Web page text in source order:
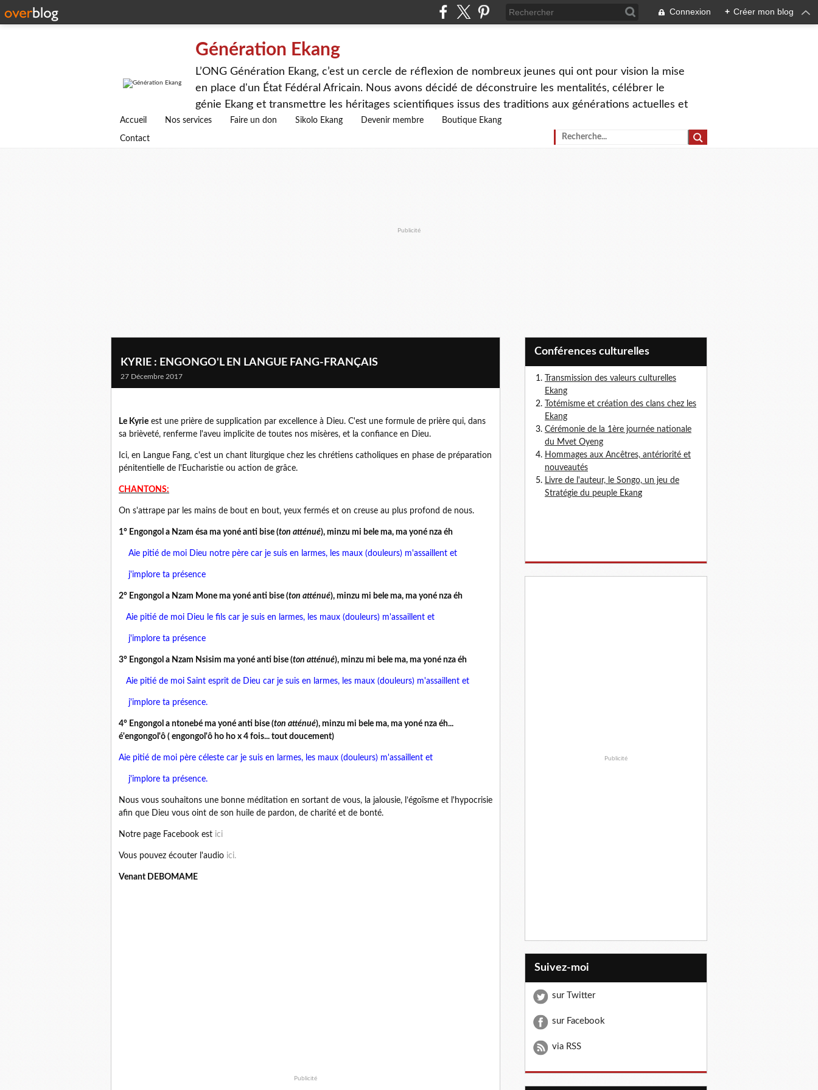
Connexion + Créer mon blog
Génération Ekang
L’ONG Génération Ekang, c’est un cercle de réflexion de nombreux jeunes qui ont pour vision la mise
en place d'un État Fédéral Africain. Nous avons décidé de déconstruire les mentalités, célébrer le
génie Ekang et transmettre les héritages scientifiques issus des traditions aux générations actuelles et
avenirs.
Accueil Nos services Faire un don Sikolo Ekang Devenir membre Boutique Ekang
Contact
Publicité
KYRIE : ENGONGO'L EN LANGUE FANG-FRANÇAIS
27 Décembre 2017
Le Kyrie est une prière de supplication par excellence à Dieu. C'est une formule de prière qui, dans
sa brièveté, renferme l'aveu implicite de toutes nos misères, et la confiance en Dieu.
Ici, en Langue Fang, c'est un chant liturgique chez les chrétiens catholiques en phase de préparation
pénitentielle de l'Eucharistie ou action de grâce.
CHANTONS:
On s'attrape par les mains de bout en bout, yeux fermés et on creuse au plus profond de nous.
1° Engongol a Nzam ésa ma yoné anti bise (ton atténué), minzu mi bele ma, ma yoné nza éh
Aie pitié de moi Dieu notre père car je suis en larmes, les maux (douleurs) m'assaillent et
j'implore ta présence
2° Engongol a Nzam Mone ma yoné anti bise (ton atténué), minzu mi bele ma, ma yoné nza éh
Aie pitié de moi Dieu le fils car je suis en larmes, les maux (douleurs) m'assaillent et
j'implore ta présence
3° Engongol a Nzam Nsisim ma yoné anti bise (ton atténué), minzu mi bele ma, ma yoné nza éh
Aie pitié de moi Saint esprit de Dieu car je suis en larmes, les maux (douleurs) m'assaillent et
j'implore ta présence.
4° Engongol a ntonebé ma yoné anti bise (ton atténué), minzu mi bele ma, ma yoné nza éh...
é'engongol'ô ( engongol'ô ho ho x 4 fois... tout doucement)
Aie pitié de moi père céleste car je suis en larmes, les maux (douleurs) m'assaillent et
j'implore ta présence.
Nous vous souhaitons une bonne méditation en sortant de vous, la jalousie, l’égoïsme et l'hypocrisie
afin que Dieu vous oint de son huile de pardon, de charité et de bonté.
Notre page Facebook est ici
Vous pouvez écouter l'audio ici.
Venant DEBOMAME
Publicité
Conférences culturelles
Transmission des valeurs culturelles
Ekang
Totémisme et création des clans chez les
Ekang
Cérémonie de la 1ère journée nationale
du Mvet Oyeng
Hommages aux Ancêtres, antériorité et
nouveautés
Livre de l'auteur, le Songo, un jeu de
Stratégie du peuple Ekang
Publicité
Suivez-moi
sur Twitter
sur Facebook
via RSS